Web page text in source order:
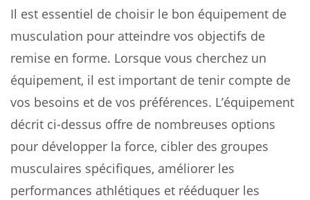
Il est essentiel de choisir le bon équipement de
musculation pour atteindre vos objectifs de
remise en forme. Lorsque vous cherchez un
équipement, il est important de tenir compte de
vos besoins et de vos préférences. L’équipement
décrit ci-dessus offre de nombreuses options
pour développer la force, cibler des groupes
musculaires spécifiques, améliorer les
performances athlétiques et rééduquer les